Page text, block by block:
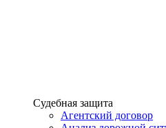
Услуги
Судебная защита
Агентский договор